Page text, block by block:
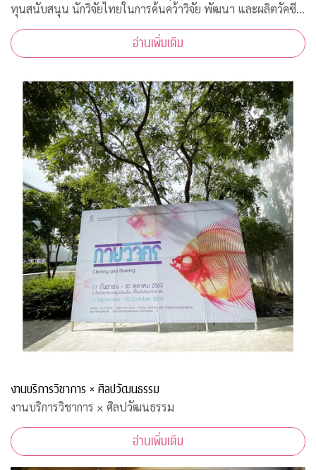
ทุนสนับสนุน นักวิจัยไทยในการค้นคว้าวิจัย พัฒนา และผลิตวัคซีน
ต้านโควิด-19*
อ่านเพิ่มเติม
งานบริการวิชาการ × ศิลปวัฒนธรรม
งานบริการวิชาการ × ศิลปวัฒนธรรม
อ่านเพิ่มเติม